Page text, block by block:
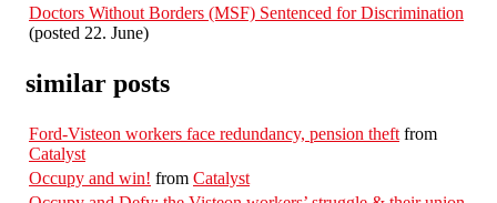
Doctors Without Borders (MSF) Sentenced for Discrimination
(posted 22. June)
similar posts
Ford-Visteon workers face redundancy, pension theft from
Catalyst
Occupy and win! from Catalyst